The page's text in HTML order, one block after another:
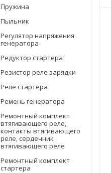
Пружина
Пыльник
Регулятор напряжения
генератора
Редуктор стартера
Резистор реле зарядки
Реле стартера
Ремень генератора
Ремонтный комплект
втягивающего реле,
контакты втягивающего
реле, сердечник
втягивающего реле
Ремонтный комплект
стартера